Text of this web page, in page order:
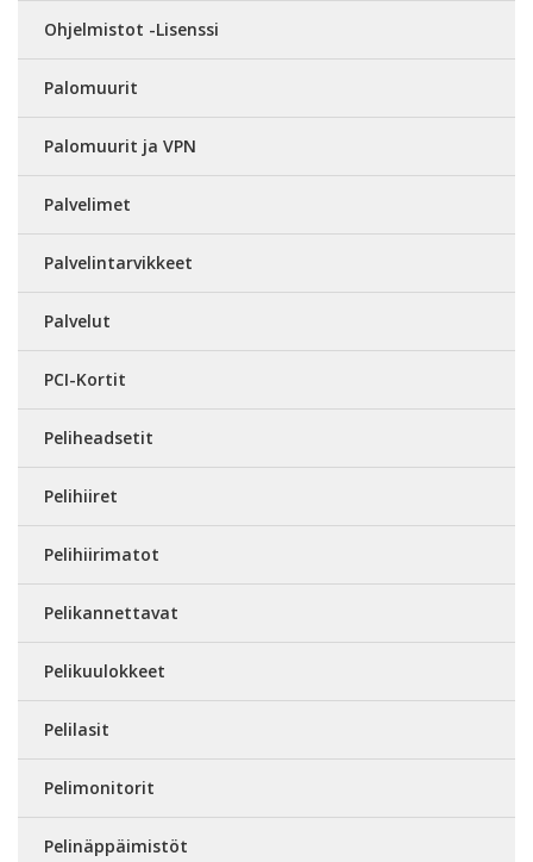
Ohjelmistot -Lisenssi
Palomuurit
Palomuurit ja VPN
Palvelimet
Palvelintarvikkeet
Palvelut
PCI-Kortit
Peliheadsetit
Pelihiiret
Pelihiirimatot
Pelikannettavat
Pelikuulokkeet
Pelilasit
Pelimonitorit
Pelinäppäimistöt